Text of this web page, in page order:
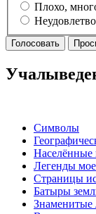
Плохо,
Символы
Населённые
Легенды
Страницы
Батыры
Знаменитые